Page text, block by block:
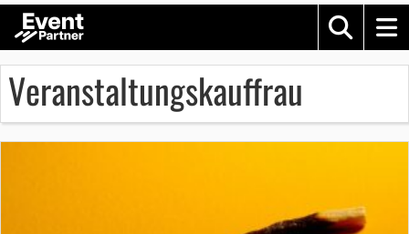
Veranstaltungskauffrau